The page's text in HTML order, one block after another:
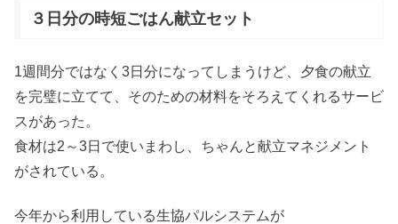
３日分の時短ごはん献立セット
1週間分ではなく3日分になってしまうけど、夕食の献立
を完璧に立てて、そのための材料をそろえてくれるサービ
スがあった。
食材は2～3日で使いまわし、ちゃんと献立マネジメント
がされている。
今年から利用している生協パルシステムが